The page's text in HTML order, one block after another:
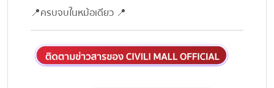
📍ครบจบในหม้อเดียว 📍